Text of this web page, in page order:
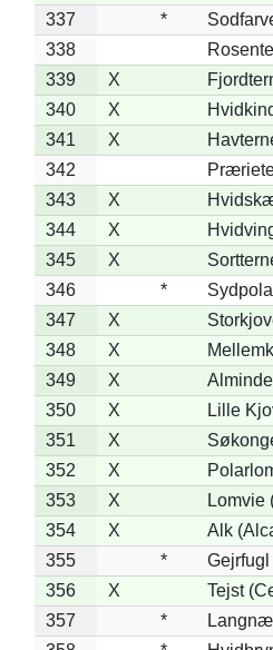
337
*
338
339
X
340
X
341
X
342
343
X
344
X
345
X
346
*
347
X
348
X
349
X
350
X
Lille
351
X
352
X
353
X
Lomvie
354
X
Alk
355
*
356
X
Tejst
357
*